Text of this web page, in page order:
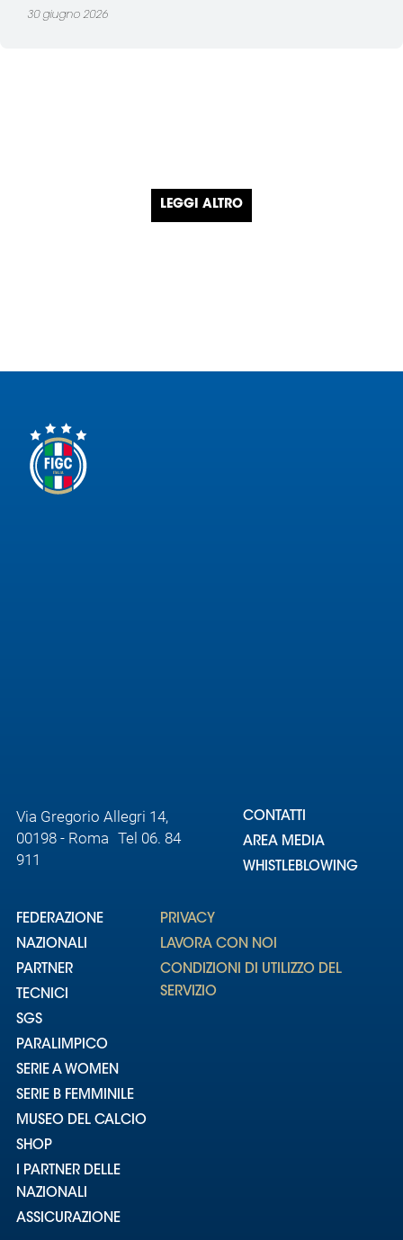
30 giugno 2026
LEGGI ALTRO
Via Gregorio Allegri 14,
00198 - Roma Tel 06. 84
911
CONTATTI
AREA MEDIA
WHISTLEBLOWING
FEDERAZIONE
NAZIONALI
PARTNER
TECNICI
SGS
PARALIMPICO
SERIE A WOMEN
SERIE B FEMMINILE
MUSEO DEL CALCIO
SHOP
I PARTNER DELLE
NAZIONALI
ASSICURAZIONE
PRIVACY
LAVORA CON NOI
CONDIZIONI DI UTILIZZO DEL
SERVIZIO